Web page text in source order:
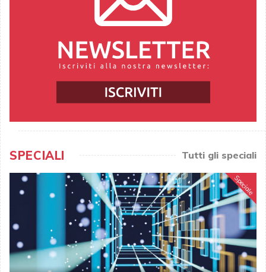
SPECIALI Tutti gli speciali
Speciale